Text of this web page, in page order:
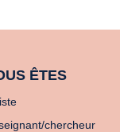
ÊTES
chercheur